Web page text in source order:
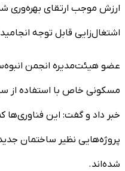
ارزش موجب ارتقای بهره‌وری
اشتغال‌زایی قابل توجه
عضو هیئت‌مدیره انجمن
مسکونی خاص با استفاده از
خبر داد و گفت: این فناوری‌ها
پروژه‌هایی نظیر ساختمان
شده‌اند.